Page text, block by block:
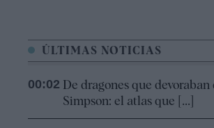
ÚLTIMAS NOTICIAS
00:02 De dragones que devoraban
Simpson: el atlas que [...]